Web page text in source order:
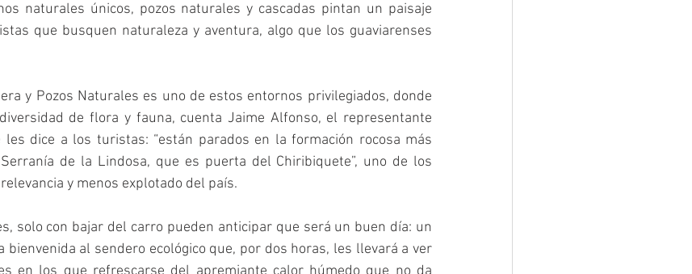
naturales únicos, pozos naturales y cascadas pintan un paisaje
que busquen naturaleza y aventura, algo que los guaviarenses
y Pozos Naturales es uno de estos entornos privilegiados, donde
de flora y fauna, cuenta Jaime Alfonso, el representante
les dice a los turistas: “están parados en la formación rocosa más
de la Lindosa, que es puerta del Chiribiquete”, uno de los
y menos explotado del país.
solo con bajar del carro pueden anticipar que será un buen día: un
bienvenida al sendero ecológico que, por dos horas, les llevará a ver